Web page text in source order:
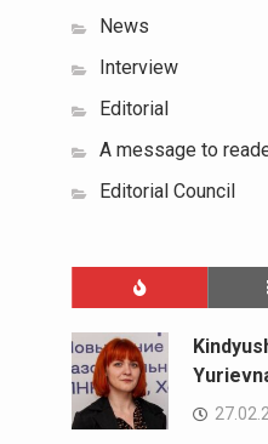
News
Interview
Editorial
A message to
Editorial Council